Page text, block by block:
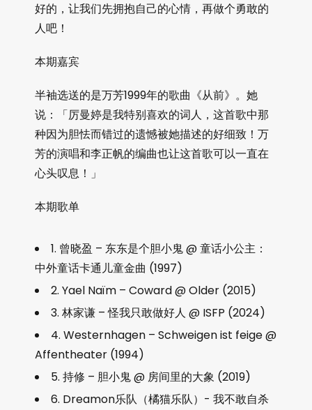
好的，让我们先拥抱自己的心情，再做个勇敢的
人吧！
本期嘉宾
半袖选送的是万芳1999年的歌曲《从前》。她
说：「厉曼婷是我特别喜欢的词人，这首歌中那
种因为胆怯而错过的遗憾被她描述的好细致！万
芳的演唱和李正帆的编曲也让这首歌可以一直在
心头叹息！」
本期歌单
1. 曾晓盈 – 东东是个胆小鬼 @ 童话小公主：
中外童话卡通儿童金曲 (1997)
2. Yael Naïm – Coward @ Older (2015)
3. 林家谦 – 怪我只敢做好人 @ ISFP (2024)
4. Westernhagen – Schweigen ist feige @
Affentheater (1994)
5. 持修 – 胆小鬼 @ 房间里的大象 (2019)
6. Dreamon乐队（橘猫乐队）- 我不敢自杀